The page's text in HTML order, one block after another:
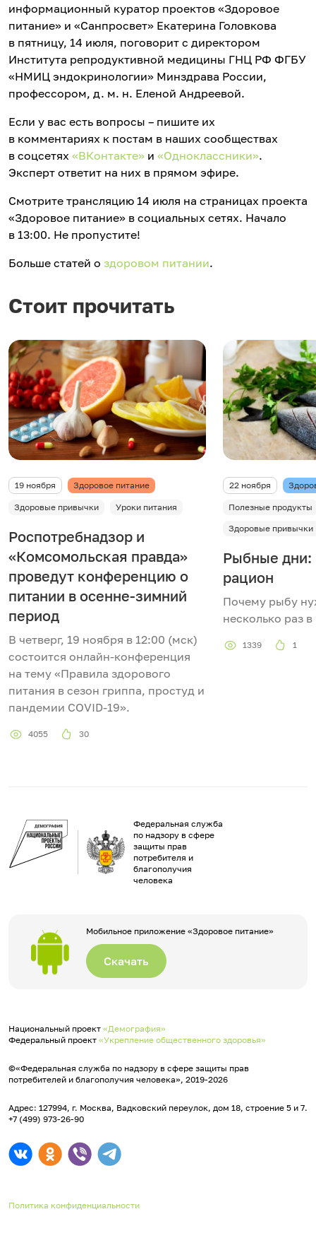
информационный куратор проектов «Здоровое
питание» и «Санпросвет» Екатерина Головкова
в пятницу, 14 июля, поговорит с директором
Института репродуктивной медицины ГНЦ РФ ФГБУ
«НМИЦ эндокринологии» Минздрава России,
профессором, д. м. н. Еленой Андреевой.
Если у вас есть вопросы – пишите их
в комментариях к постам в наших сообществах
в соцсетях «ВКонтакте» и «Одноклассники».
Эксперт ответит на них в прямом эфире.
Смотрите трансляцию 14 июля на страницах проекта
«Здоровое питание» в социальных сетях. Начало
в 13:00. Не пропустите!
Больше статей о здоровом питании.
Стоит прочитать
19 ноября Здоровое питание
Здоровые привычки Уроки питания
Роспотребнадзор и
«Комсомольская правда»
проведут конференцию о
питании в осенне-зимний
период
В четверг, 19 ноября в 12:00 (мск)
состоится онлайн-конференция
на тему «Правила здорового
питания в сезон гриппа, простуд и
пандемии COVID-19».
4055 30
22 ноября
Полезные продукты
Здоровые привычки
Рыбные дни:
рацион
Почему рыбу
несколько раз
1339 1
Федеральная служба
по надзору в сфере
защиты прав
потребителя и
благополучия
человека
Мобильное приложение «Здоровое питание»
Скачать
Национальный проект «Демография»
Федеральный проект «Укрепление общественного здоровья»
©«Федеральная служба по надзору в сфере защиты прав
потребителей и благополучия человека», 2019-2026
Адрес: 127994, г. Москва, Вадковский переулок, дом 18, строение 5 и 7.
+7 (499) 973-26-90
Политика конфиденциальности